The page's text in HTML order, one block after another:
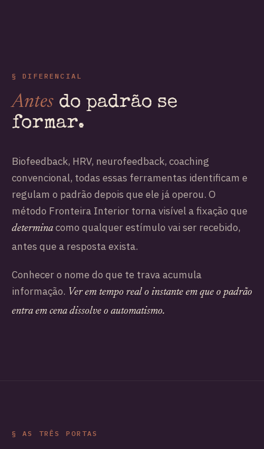
§ DIFERENCIAL
Antes do padrão se
formar.
Biofeedback, HRV, neurofeedback, coaching
convencional, todas essas ferramentas identificam e
regulam o padrão depois que ele já operou. O
método Fronteira Interior torna visível a fixação que
determina como qualquer estímulo vai ser recebido,
antes que a resposta exista.
Conhecer o nome do que te trava acumula
informação. Ver em tempo real o instante em que o padrão
entra em cena dissolve o automatismo.
§ AS TRÊS PORTAS